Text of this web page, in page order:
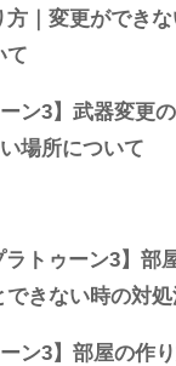
ン3】武器変更の
場所について
ーン3】部屋の作